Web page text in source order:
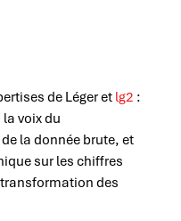
de Léger et lg2 :
la voix du
la donnée brute, et
sur les chiffres
des